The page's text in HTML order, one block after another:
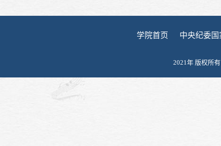
学院首页 中央纪委
2021年 版权所